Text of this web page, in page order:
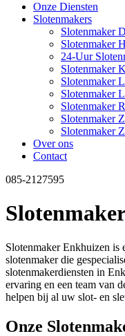
Onze Diensten
Slotenmakers
Slotenmaker
Slotenmaker
24-Uur
Slotenmaker
Slotenmaker
Slotenmaker
Slotenmaker
Slotenmaker
Slotenmaker
Over ons
Contact
085-2127595
Slotenmaker Enkhuizen is
slotenmaker die
slotenmakerdiensten in
ervaring en een team van
helpen bij al uw slot- en
Onze